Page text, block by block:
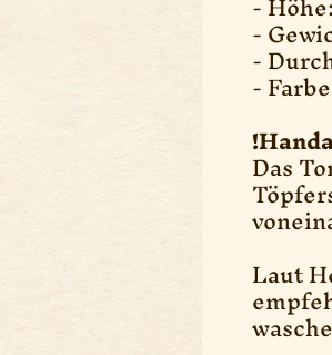
-
-
-
Das
Laut